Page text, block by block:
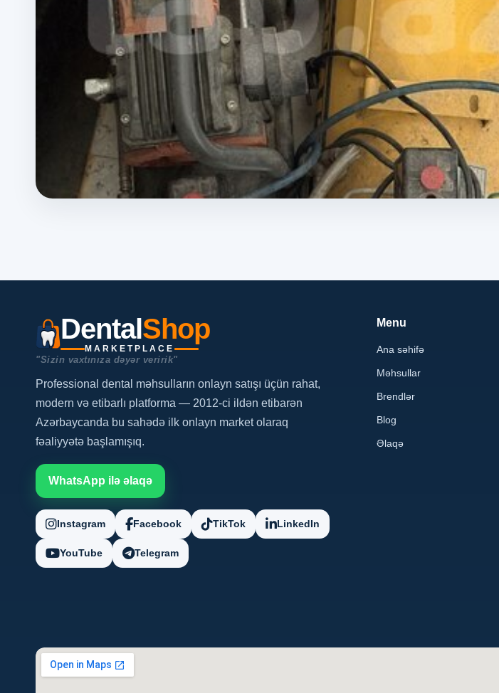
DentalShop
MARKETPLACE
"Sizin vaxtınıza dəyər veririk"
Professional dental məhsulların onlayn satışı üçün rahat,
modern və etibarlı platforma — 2012-ci ildən etibarən
Azərbaycanda bu sahədə ilk onlayn market olaraq
fəaliyyətə başlamışıq.
WhatsApp ilə əlaqə
Instagram Facebook TikTok LinkedIn
YouTube Telegram
Menu
Ana səhifə
Məhsullar
Brendlər
Blog
Əlaqə